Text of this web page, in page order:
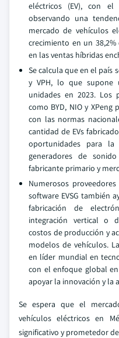
eléctricos (EV), con
observando una
mercado de vehículos
crecimiento en un
en las ventas híbridas
Se calcula que en el país
y VPH, lo que supone
unidades en 2023. Los
como BYD, NIO y
con las normas
cantidad de EVs
oportunidades para la
generadores de
fabricante primario y
Numerosos
software EVSG también
fabricación de
integración vertical o
costos de producción y
modelos de vehículos.
en líder mundial en
con el enfoque global en
apoyar la innovación y la
Se espera que el
vehículos eléctricos en
significativo y prometedor de